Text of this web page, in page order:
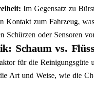
Im Gegensatz zu
Kontakt zum Fahrzeug,
Schürzen oder Sensoren
Schaum vs.
für die Reinigungsgüte
Art und Weise, wie die